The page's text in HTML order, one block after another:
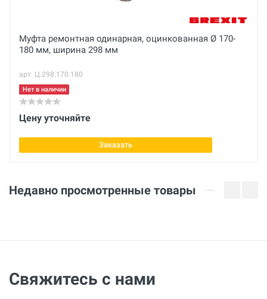
Вес брутто
кг
Диаметр трубы
200-210 мм
Муфта ремонтная одинарная, оцинкованная Ø 170-
180 мм, ширина 298 мм
арт. Ц.298.170.180
Нет в наличии
Цену уточняйте
Заказать
Недавно просмотренные товары
Свяжитесь с нами